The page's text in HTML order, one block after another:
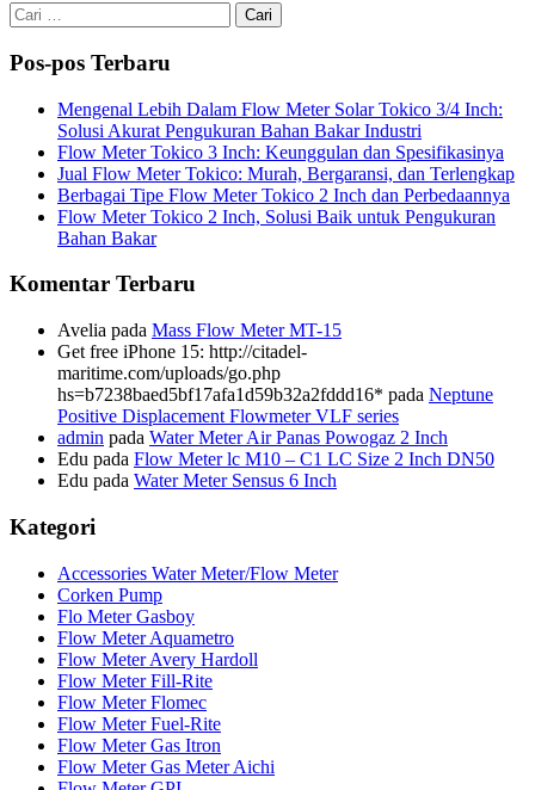
Cari
untuk:
Pos-pos Terbaru
Mengenal Lebih Dalam Flow Meter Solar Tokico 3/4 Inch:
Solusi Akurat Pengukuran Bahan Bakar Industri
Flow Meter Tokico 3 Inch: Keunggulan dan Spesifikasinya
Jual Flow Meter Tokico: Murah, Bergaransi, dan Terlengkap
Berbagai Tipe Flow Meter Tokico 2 Inch dan Perbedaannya
Flow Meter Tokico 2 Inch, Solusi Baik untuk Pengukuran
Bahan Bakar
Komentar Terbaru
Avelia pada Mass Flow Meter MT-15
Get free iPhone 15: http://citadel-
maritime.com/uploads/go.php
hs=b7238baed5bf17afa1d59b32a2fddd16* pada Neptune
Positive Displacement Flowmeter VLF series
admin pada Water Meter Air Panas Powogaz 2 Inch
Edu pada Flow Meter lc M10 – C1 LC Size 2 Inch DN50
Edu pada Water Meter Sensus 6 Inch
Kategori
Accessories Water Meter/Flow Meter
Corken Pump
Flo Meter Gasboy
Flow Meter Aquametro
Flow Meter Avery Hardoll
Flow Meter Fill-Rite
Flow Meter Flomec
Flow Meter Fuel-Rite
Flow Meter Gas Itron
Flow Meter Gas Meter Aichi